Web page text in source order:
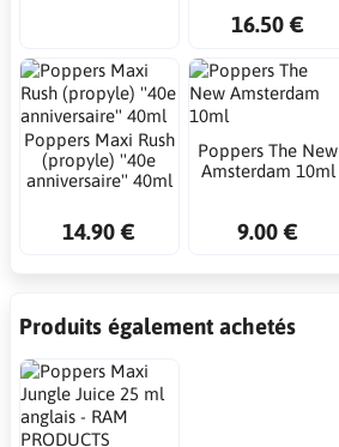
16.50 €
Poppers Maxi Rush
(propyle) ''40e
anniversaire'' 40ml
14.90 €
Poppers The New
Amsterdam 10ml
9.00 €
Produits également achetés